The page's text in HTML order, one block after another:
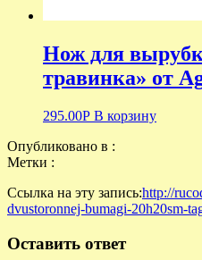
Нож для
травинка» от
295.00Р В корзину
Опубликовано в :
Метки :
Ссылка на эту запись:http://
dvustoronnej-bumagi-20h20sm-
Оставить ответ